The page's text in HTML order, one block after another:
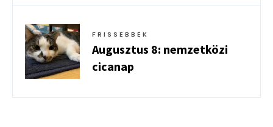
FRISSEBBEK
Augusztus 8: nemzetközi
cicanap